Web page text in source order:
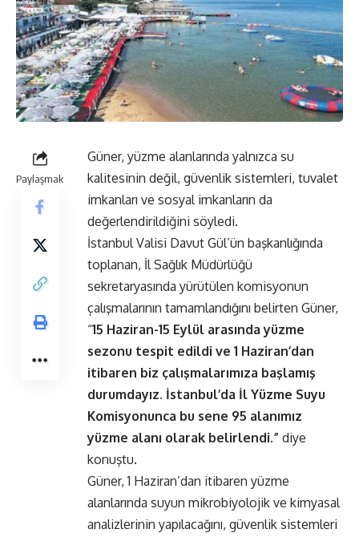
Paylaşmak
Güner, yüzme alanlarında yalnızca su
kalitesinin değil, güvenlik sistemleri, tuvalet
imkanları ve sosyal imkanların da
değerlendirildiğini söyledi.
İstanbul Valisi Davut Gül’ün başkanlığında
toplanan, İl Sağlık Müdürlüğü
sekretaryasında yürütülen komisyonun
çalışmalarının tamamlandığını belirten Güner,
“15 Haziran-15 Eylül arasında yüzme
sezonu tespit edildi ve 1 Haziran’dan
itibaren biz çalışmalarımıza başlamış
durumdayız. İstanbul’da İl Yüzme Suyu
Komisyonunca bu sene 95 alanımız
yüzme alanı olarak belirlendi.” diye
konuştu.
Güner, 1 Haziran’dan itibaren yüzme
alanlarında suyun mikrobiyolojik ve kimyasal
analizlerinin yapılacağını, güvenlik sistemleri